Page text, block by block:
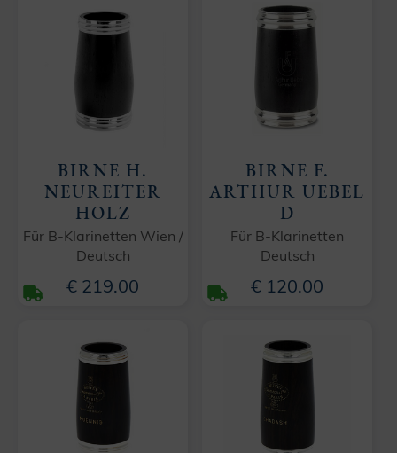
BIRNE H.
NEUREITER
HOLZ
Für B-Klarinetten Wien /
Deutsch
€ 219.00
BIRNE F.
ARTHUR UEBEL
D
Für B-Klarinetten
Deutsch
€ 120.00